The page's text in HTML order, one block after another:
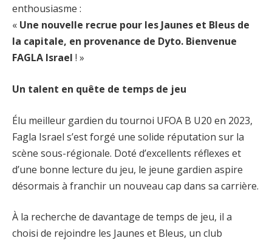
enthousiasme :
« Une nouvelle recrue pour les Jaunes et Bleus de
la capitale, en provenance de Dyto. Bienvenue
FAGLA Israel ! »
Un talent en quête de temps de jeu
Élu meilleur gardien du tournoi UFOA B U20 en 2023,
Fagla Israel s’est forgé une solide réputation sur la
scène sous-régionale. Doté d’excellents réflexes et
d’une bonne lecture du jeu, le jeune gardien aspire
désormais à franchir un nouveau cap dans sa carrière.
À la recherche de davantage de temps de jeu, il a
choisi de rejoindre les Jaunes et Bleus, un club